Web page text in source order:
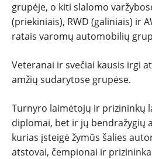
grupėje, o kiti slalomo
(priekiniais), RWD (galiniais) ir
ratais varomų automobilių
Veteranai ir svečiai kausis irgi
amžių sudarytose grupėse.
Turnyro laimėtojų ir prizininkų
diplomai, bet ir jų bendražygių
kurias įsteigė žymūs šalies
atstovai, čempionai ir